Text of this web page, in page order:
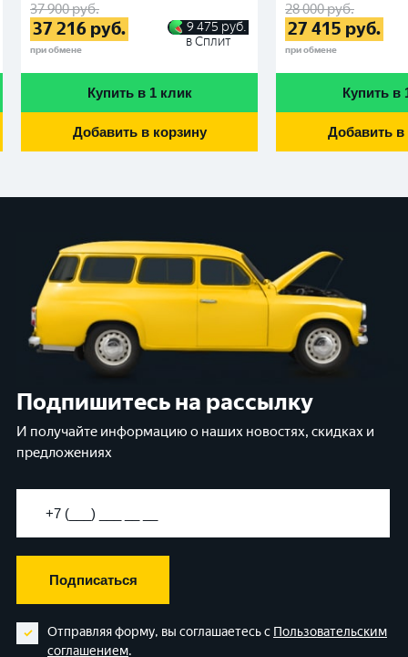
37 900руб.
37 216 руб.
при обмене
9 475 руб.
в Сплит
Купить в 1 клик
Добавить в корзину
28 000руб.
27 415 руб.
при обмене
Купить в
Добавить в
Подпишитесь на рассылку
И получайте информацию о наших новостях, скидках и
предложениях
Подписаться
Отправляя форму, вы соглашаетесь с Пользовательским
соглашением.